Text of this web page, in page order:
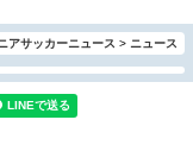
アサッカーニュース > ニュース